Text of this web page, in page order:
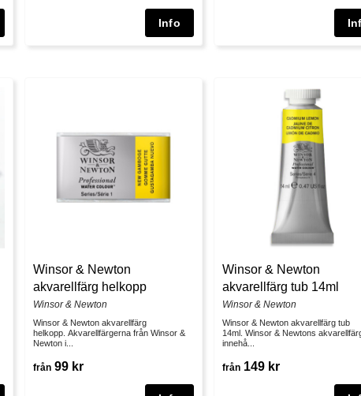
Winsor & Newton
akvarellfärg helkopp
Winsor & Newton
Winsor & Newton akvarellfärg
helkopp. Akvarellfärgerna från Winsor &
Newton i...
från 99 kr
Winsor & Newton
akvarellfärg tub 14ml
Winsor & Newton
Winsor & Newton akvarellfärg tub
14ml. Winsor & Newtons
innehå...
från 149 kr